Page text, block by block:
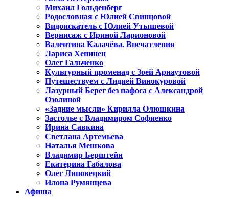
Михаил Гольденберг
Родословная с Юлией Свинцовой
Видоискатель с Юлией Утышевой
Вернисаж с Ириной Ларионовой
Валентина Калачёва. Впечатления
Лариса Хенинен
Олег Гальченко
Культурный променад с Зоей Арнаутовой
Путешествуем с Лидией Винокуровой
Лазурный Берег без пафоса с Александрой
Озолиной
«Задние мысли» Кирилла Олюшкина
Застолье с Владимиром Софиенко
Ирина Савкина
Светлана Артемьева
Наталья Мешкова
Владимир Берштейн
Екатерина Габалова
Олег Липовецкий
Илона Румянцева
Афиша